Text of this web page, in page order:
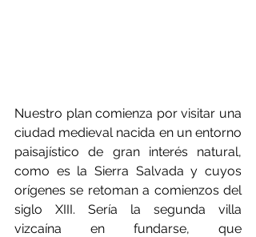
Nuestro plan comienza por visitar una
ciudad medieval nacida en un entorno
paisajístico de gran interés natural,
como es la Sierra Salvada y cuyos
orígenes se retoman a comienzos del
siglo XIII. Sería la segunda villa
vizcaína en fundarse, que